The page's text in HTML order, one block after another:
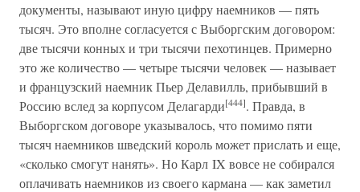
документы, называют иную цифру наемников — пять
тысяч. Это вполне согласуется с Выборгским договором:
две тысячи конных и три тысячи пехотинцев. Примерно
это же количество — четыре тысячи человек — называет
и французский наемник Пьер Делавилль, прибывший в
Россию вслед за корпусом Делагарди[444]. Правда, в
Выборгском договоре указывалось, что помимо пяти
тысяч наемников шведский король может прислать и еще,
«сколько смогут нанять». Но Карл IX вовсе не собирался
оплачивать наемников из своего кармана — как заметил